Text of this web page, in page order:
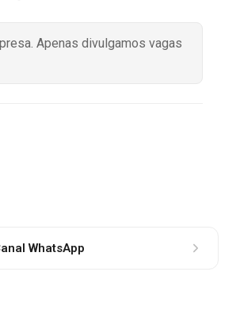
Apenas divulgamos vagas
WhatsApp